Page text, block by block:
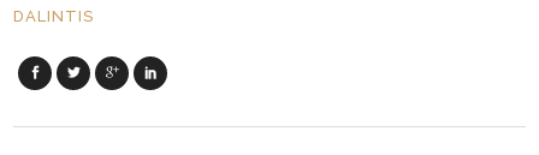
DALINTIS